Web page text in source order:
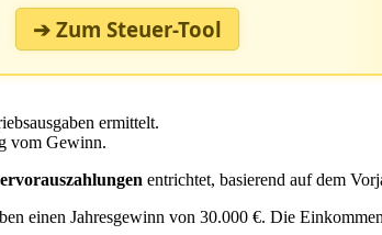
➔ Zum Steuer-Tool
ermittelt.
vom Gewinn.
entrichtet, basierend auf dem
einen Jahresgewinn von 30.000 €. Die